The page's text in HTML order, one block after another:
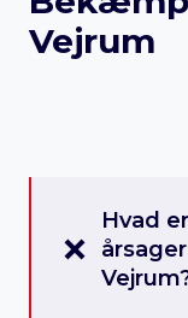
Vejrum
Hvad